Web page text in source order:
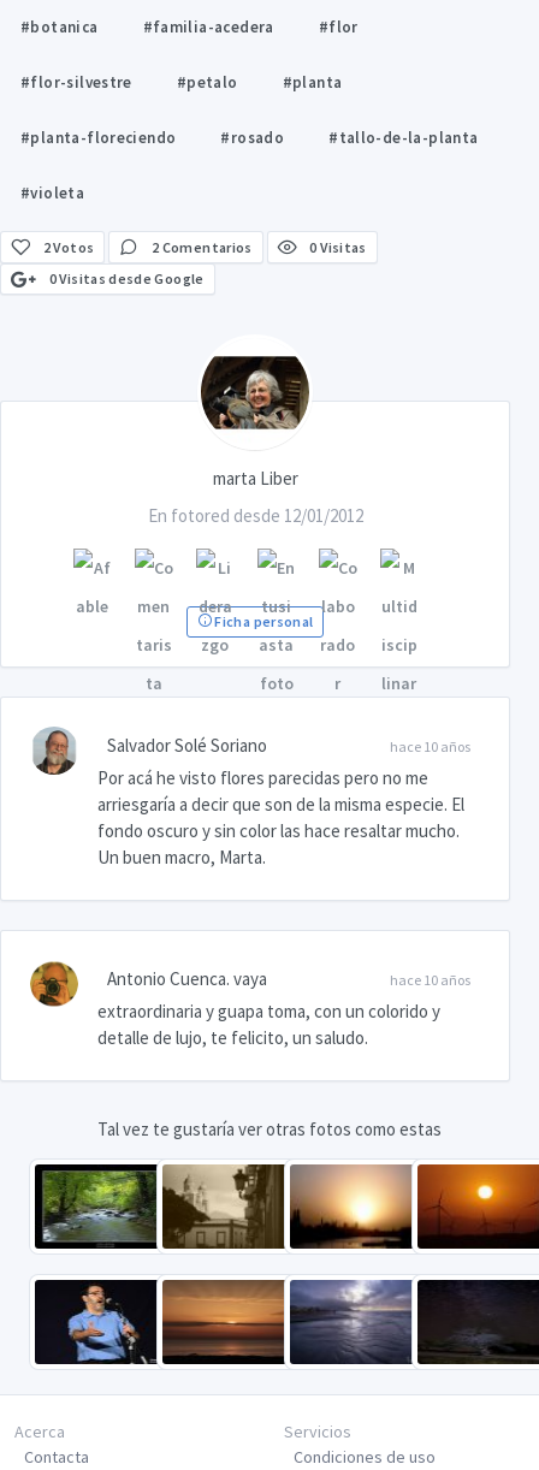
#botanica #familia-acedera #flor
#flor-silvestre #petalo #planta
#planta-floreciendo #rosado #tallo-de-la-planta
#violeta
2Votos 2 Comentarios
0 Visitas
0 Visitas desde Google
marta Liber
En fotored desde 12/01/2012
Ficha personal
hace 10 años
Salvador Solé Soriano
Por acá he visto flores parecidas pero no me
arriesgaría a decir que son de la misma especie. El
fondo oscuro y sin color las hace resaltar mucho.
Un buen macro, Marta.
hace 10 años
Antonio Cuenca. vaya
extraordinaria y guapa toma, con un colorido y
detalle de lujo, te felicito, un saludo.
Tal vez te gustaría ver otras fotos como estas
Acerca
Contacta
Servicios
Condiciones de uso